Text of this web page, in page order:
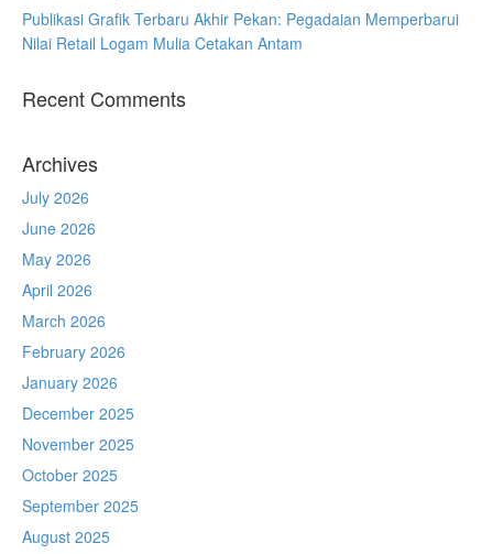
Publikasi Grafik Terbaru Akhir Pekan: Pegadaian Memperbarui
Nilai Retail Logam Mulia Cetakan Antam
Recent Comments
Archives
July 2026
June 2026
May 2026
April 2026
March 2026
February 2026
January 2026
December 2025
November 2025
October 2025
September 2025
August 2025